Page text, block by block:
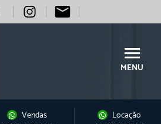
MENU
Vendas
Locação